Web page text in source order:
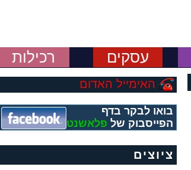
עסקים רכילות
האימייל האדום
בואו לבקר בדף
הפייסבוק של פלאשנט
ציוצים